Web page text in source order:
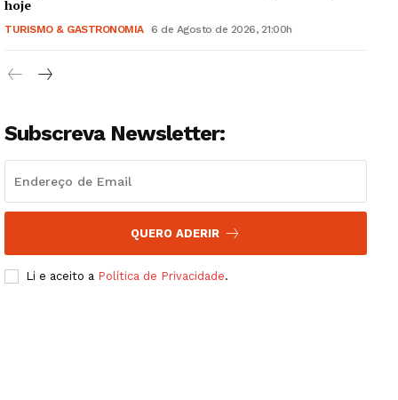
SUBSCREVA JÁ!
Institucional
Artigos
Edição Digital
Europa
Grande Entrevista
Publicidade
hoje
TURISMO & GASTRONOMIA 6 de Agosto de 2026, 21:00h
Subscreva Newsletter:
QUERO ADERIR
Li e aceito a Política de Privacidade.